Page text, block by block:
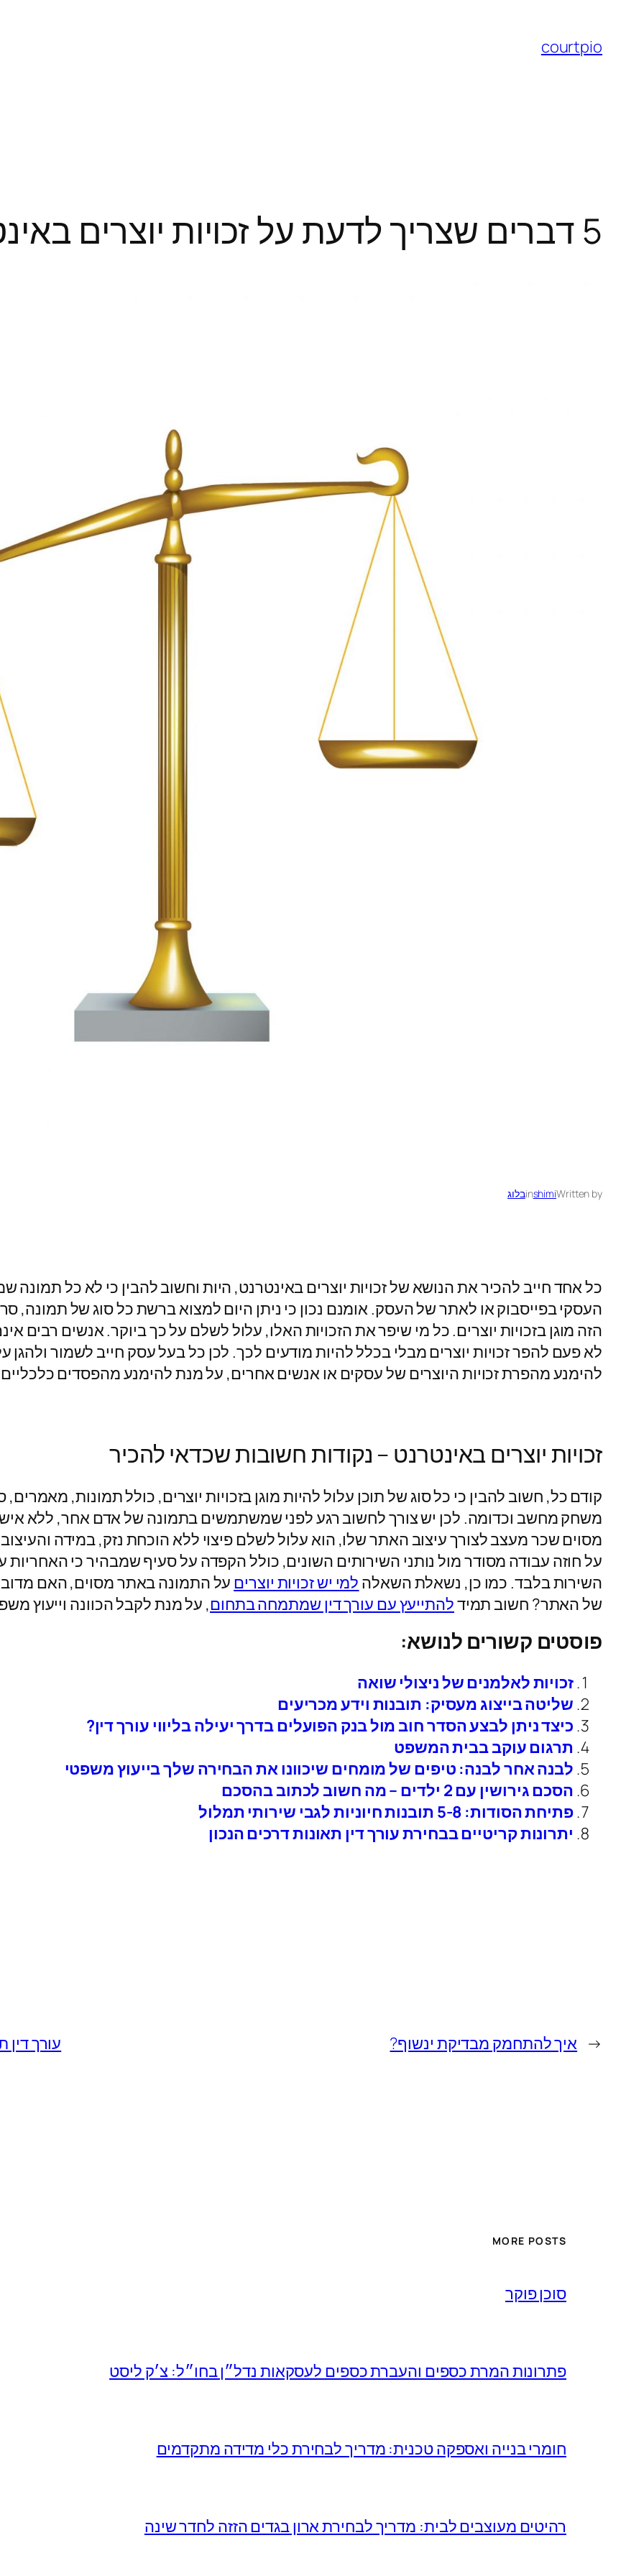
courtpio
5 דברים שצריך לדעת על זכויות יוצרים באינטרנט
Written by
shimi
inבלוג
כל אחד חייב להכיר את הנושא של זכויות יוצרים באינטרנט, היות וחשוב להבין כי לא כל תמונה
העסקי בפייסבוק או לאתר של העסק. אומנם נכון כי ניתן היום למצוא ברשת כל סוג של תמונה,
הזה מוגן בזכויות יוצרים. כל מי שיפר את הזכויות האלו, עלול לשלם על כך ביוקר. אנשים רבים
לא פעם להפר זכויות יוצרים מבלי בכלל להיות מודעים לכך. לכן כל בעל עסק חייב לשמור ולהגן
להימנע מהפרת זכויות היוצרים של עסקים או אנשים אחרים, על מנת להימנע מהפסדים
זכויות יוצרים באינטרנט – נקודות חשובות שכדאי להכיר
קודם כל, חשוב להבין כי כל סוג של תוכן עלול להיות מוגן בזכויות יוצרים, כולל תמונות, מאמרים,
משחק מחשב וכדומה. לכן יש צורך לחשוב רגע לפני שמשתמשים בתמונה של אדם אחר, ללא
מסוים שכר מעצב לצורך עיצוב האתר שלו, הוא עלול לשלם פיצוי ללא הוכחת נזק, במידה
על חוזה עבודה מסודר מול נותני השירותים השונים, כולל הקפדה על סעיף שמבהיר כי האחריות
השירות בלבד. כמו כן, נשאלת השאלה למי יש זכויות יוצרים על התמונה באתר מסוים, האם
של האתר? חשוב תמידלהתייעץ עם עורך דין שמתמחה בתחום, על מנת לקבל הכוונה וייעוץ
פוסטים קשורים לנושא:
זכויות לאלמנים של ניצולי שואה
שליטה בייצוג מעסיק: תובנות וידע מכריעים
כיצד ניתן לבצע הסדר חוב מול בנק הפועלים בדרך יעילה בליווי עורך דין?
תרגום עוקב בבית המשפט
לבנה אחר לבנה: טיפים של מומחים שיכוונו את הבחירה שלך בייעוץ משפטי
הסכם גירושין עם 2 ילדים – מה חשוב לכתוב בהסכם
פתיחת הסודות: 5-8 תובנות חיוניות לגבי שירותי תמלול
יתרונות קריטיים בבחירת עורך דין תאונות דרכים הנכון
← איך להתחמק מבדיקת ינשוף? עורך דין
MORE POSTS
סוכן פוקר
פתרונות המרת כספים והעברת כספים לעסקאות נדל״ן בחו״ל: צ׳ק ליסט
חומרי בנייה ואספקה טכנית: מדריך לבחירת כלי מדידה מתקדמים
רהיטים מעוצבים לבית: מדריך לבחירת ארון בגדים הזזה לחדר שינה